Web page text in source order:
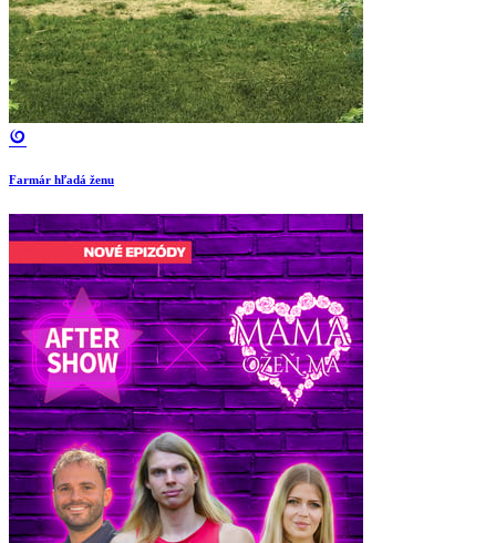
Farmár hľadá ženu